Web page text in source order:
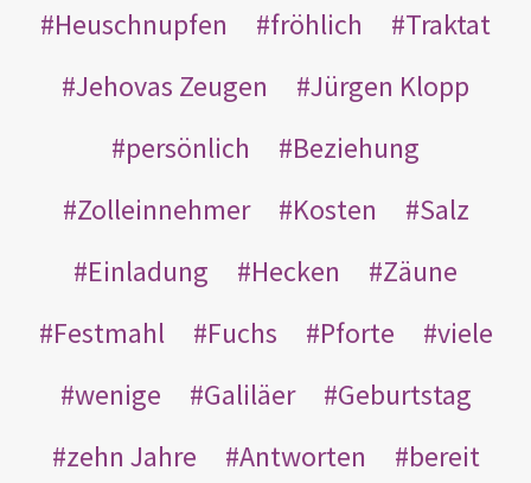
Heuschnupfen
fröhlich
Traktat
Jehovas Zeugen
Jürgen Klopp
persönlich
Beziehung
Zolleinnehmer
Kosten
Salz
Einladung
Hecken
Zäune
Festmahl
Fuchs Pforte
viele
wenige
Galiläer
Geburtstag
zehn Jahre
Antworten bereit